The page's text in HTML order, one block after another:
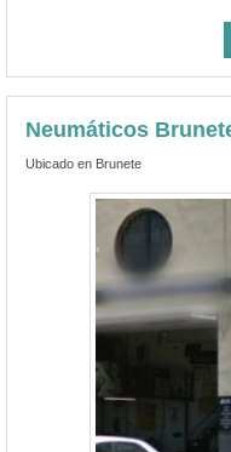
Neumáticos
Ubicado en Brunete